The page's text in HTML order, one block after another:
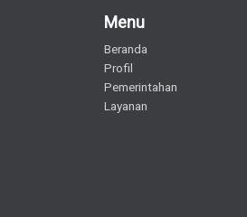
Menu
Beranda
Profil
Pemerintahan
Layanan